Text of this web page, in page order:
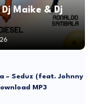
Maike & Dj
– Seduz (feat. Johnny
MP3